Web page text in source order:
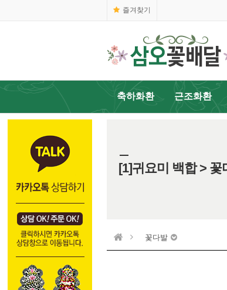
즐겨찾기
축하화환 근조화환
[1]귀요미 백합 > 꽃
꽃다발